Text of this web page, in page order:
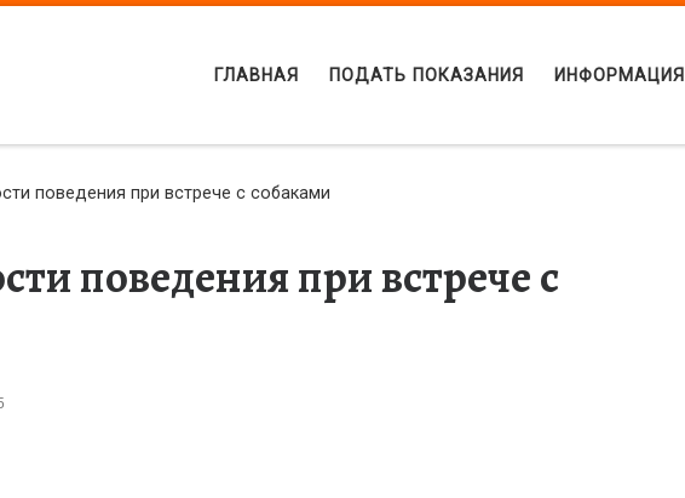
ГЛАВНАЯ ПОДАТЬ ПОКАЗАНИЯ ИНФОРМАЦИЯ
поведения при встрече с собаками
поведения при встрече с